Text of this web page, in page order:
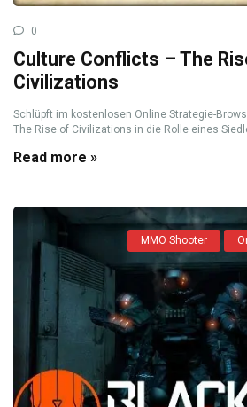
0
Culture Conflicts – The
Civilizations
Schlüpft im kostenlosen Online Strategie-
The Rise of Civilizations in die Rolle eines
Read more »
MMO Shooter